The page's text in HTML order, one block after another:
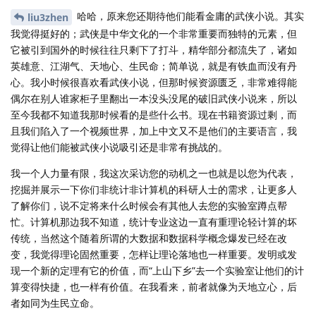
liu3zhen
哈哈，原来您还期待他们能看金庸的武侠小说。其实
我觉得挺好的；武侠是中华文化的一个非常重要而独特的元素，但
它被引到国外的时候往往只剩下了打斗，精华部分都流失了，诸如
英雄意、江湖气、天地心、生民命；简单说，就是有铁血而没有丹
心。我小时候很喜欢看武侠小说，但那时候资源匮乏，非常难得能
偶尔在别人谁家柜子里翻出一本没头没尾的破旧武侠小说来，所以
至今我都不知道我那时候看的是些什么书。现在书籍资源过剩，而
且我们陷入了一个视频世界，加上中文又不是他们的主要语言，我
觉得让他们能被武侠小说吸引还是非常有挑战的。
我一个人力量有限，我这次采访您的动机之一也就是以您为代表，
挖掘并展示一下你们非统计非计算机的科研人士的需求，让更多人
了解你们，说不定将来什么时候会有其他人去您的实验室蹲点帮
忙。计算机那边我不知道，统计专业这边一直有重理论轻计算的坏
传统，当然这个随着所谓的大数据和数据科学概念爆发已经在改
变，我觉得理论固然重要，怎样让理论落地也一样重要。发明或发
现一个新的定理有它的价值，而“上山下乡”去一个实验室让他们的计
算变得快捷，也一样有价值。在我看来，前者就像为天地立心，后
者如同为生民立命。